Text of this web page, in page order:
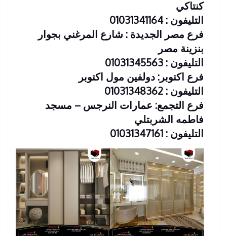
كنتاكي
التليفون : 01031341164
فرع مصر الجديدة : شارع المرغني بجوار
بنزينة مصر
التليفون : 01031345563
فرع اكتوبر: دولفين مول اكتوبر
التليفون : 01031348362
فرع التجمع: عمارات النرجس – مسجد
فاطمه الشربتلي
التليفون : 01031347161